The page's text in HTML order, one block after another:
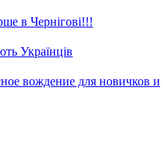
в Чернігові!!!
Українців
вождение для новичков и